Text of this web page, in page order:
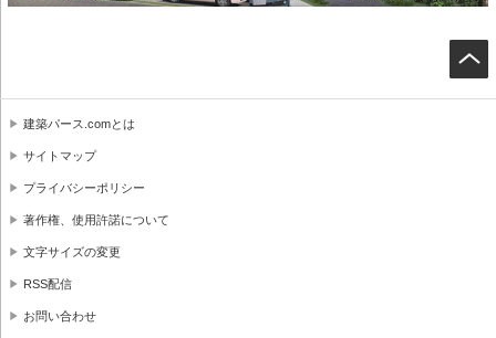
建築パース.comとは
サイトマップ
プライバシーポリシー
著作権、使用許諾について
文字サイズの変更
RSS配信
お問い合わせ